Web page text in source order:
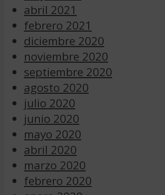
abril 2021
febrero 2021
diciembre 2020
noviembre 2020
septiembre 2020
agosto 2020
julio 2020
junio 2020
mayo 2020
abril 2020
marzo 2020
febrero 2020